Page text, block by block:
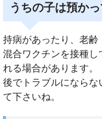
うちの子は預か
持病があったり、老齢
混合ワクチンを接種し
れる場合があります。
後でトラブルになら
て下さいね。